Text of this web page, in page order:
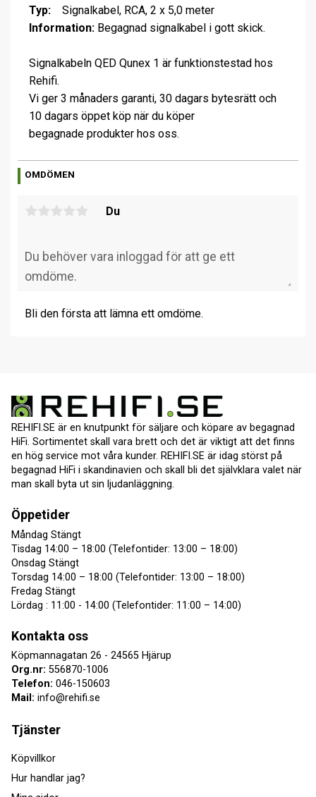
Typ:
Signalkabel, RCA, 2 x 5,0 meter
Information: Begagnad signalkabel i gott skick.
Signalkabeln QED Qunex 1 är funktionstestad hos
Rehifi.
Vi ger 3 månaders garanti, 30 dagars bytesrätt och
10 dagars öppet köp när du köper
begagnade produkter hos oss.
OMDÖMEN
Du
Bli den första att lämna ett omdöme.
REHIFI.SE är en knutpunkt för säljare och köpare av begagnad
HiFi. Sortimentet skall vara brett och det är viktigt att det finns
en hög service mot våra kunder. REHIFI.SE är idag störst på
begagnad HiFi i skandinavien och skall bli det självklara valet när
man skall byta ut sin ljudanläggning.
Öppetider
Måndag Stängt
Tisdag 14:00 – 18:00 (Telefontider: 13:00 – 18:00)
Onsdag Stängt
Torsdag 14:00 – 18:00 (Telefontider: 13:00 – 18:00)
Fredag Stängt
Lördag : 11:00 - 14:00 (Telefontider: 11:00 – 14:00)
Kontakta oss
Köpmannagatan 26 - 24565 Hjärup
Org.nr: 556870-1006
Telefon: 046-150603
Mail: info@rehifi.se
Tjänster
Köpvillkor
Hur handlar jag?